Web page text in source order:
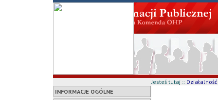
INFORMACJE OGÓLNE
Jesteś tutaj :: Działalność